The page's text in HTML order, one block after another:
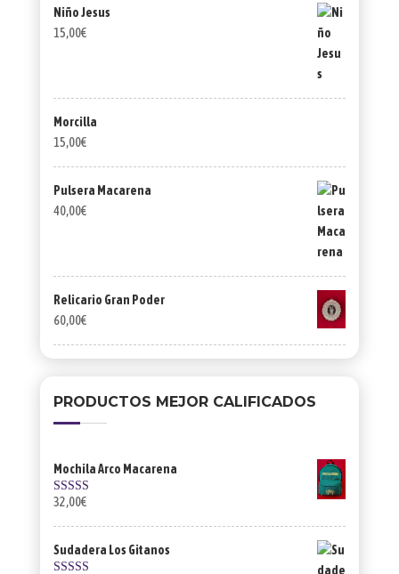
Niño Jesus
15,00€
Morcilla
15,00€
Pulsera Macarena
40,00€
Relicario Gran Poder
60,00€
PRODUCTOS MEJOR CALIFICADOS
Mochila Arco Macarena
Valorado con
32,00€
Sudadera Los Gitanos